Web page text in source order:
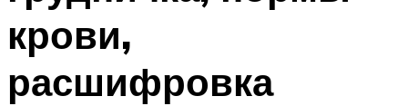
крови,
расшифровка